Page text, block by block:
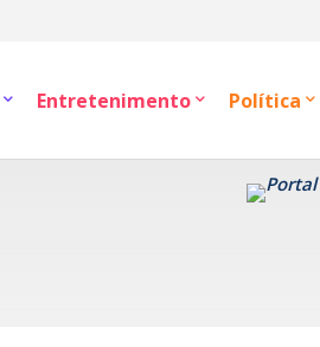
Entretenimento Política